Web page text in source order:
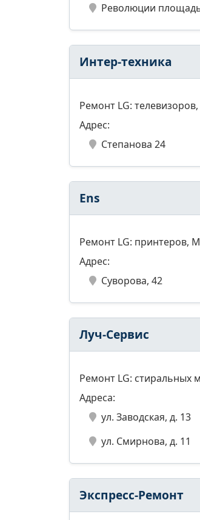
Революции
Интер-техника
Ремонт LG:
Адрес:
Степанова 24
Ens
Ремонт LG: принтеров,
Адрес:
Суворова, 42
Луч-Сервис
Ремонт LG: стиральных
Адреса:
ул. Заводская, д. 13
ул. Смирнова, д. 11
Экспресс-Ремонт